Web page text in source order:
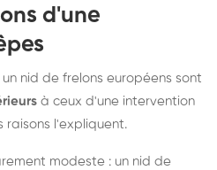
d'une
nid de frelons européens sont
à ceux d'une intervention
raisons l'expliquent.
modeste : un nid de